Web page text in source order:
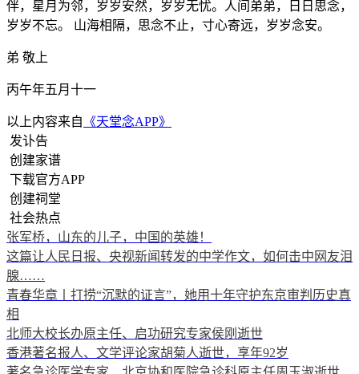
伴，星月为邻，岁岁安然，岁岁无忧。人间弟弟，日日思念，
岁岁不忘。 山海相隔，思念不止，寸心寄远，岁岁念安。
弟 敬上
丙午年五月十一
以上内容来自 《天堂念APP》
发讣告
创建家谱
下载官方APP
创建祠堂
社会热点
张军桥，山东的儿子，中国的英雄！
这篇让人民日报、央视新闻转发的中学作文，如何击中网友泪
腺……
青春华章丨打捞“沉默的证言”，她用十年守护东京审判历史真
相
北师大校长办原主任、启功研究专家侯刚逝世
香港著名报人、文学评论家胡菊人逝世，享年92岁